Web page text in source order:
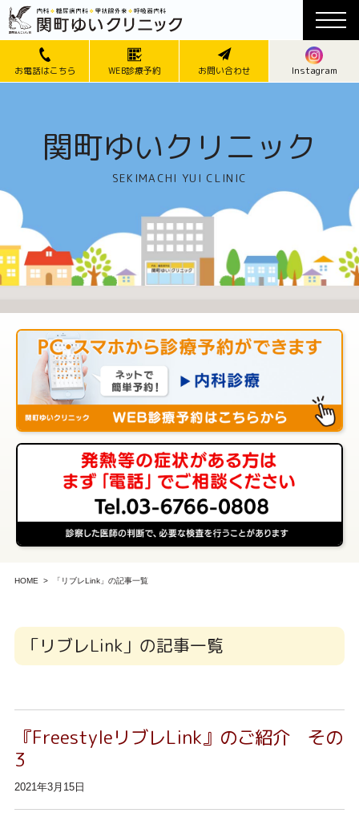
お電話はこちら WEB診療予約 お問い合わせ Instagram
関町ゆいクリニック
SEKIMACHI YUI CLINIC
HOME 「リブレLink」の記事一覧
「リブレLink」の記事一覧
『FreestyleリブレLink』のご紹介 その
3
2021年3月15日